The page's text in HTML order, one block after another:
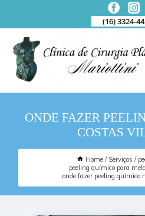
(16) 3324-
ONDE FAZER
COSTAS
Home Serviços
peeling químico para
onde fazer peeling químico